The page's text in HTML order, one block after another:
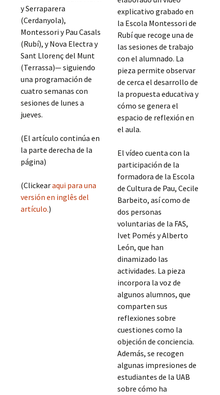
y Serraparera
(Cerdanyola),
Montessori y Pau Casals
(Rubí), y Nova Electra y
Sant Llorenç del Munt
(Terrassa)— siguiendo
una programación de
cuatro semanas con
sesiones de lunes a
jueves.
(El artículo continúa en
la parte derecha de la
página)
(Clickearaqui para una
versión en inglês del
artículo.)
explicativo grabado en
la Escola Montessori de
Rubí que recoge una de
las sesiones de trabajo
con el alumnado. La
pieza permite observar
de cerca el desarrollo de
la propuesta educativa y
cómo se genera el
espacio de reflexión en
el aula.
El vídeo cuenta con la
participación de la
formadora de la Escola
de Cultura de Pau, Cecile
Barbeito, así como de
dos personas
voluntarias de la FAS,
Ivet Pomés y Alberto
León, que han
dinamizado las
actividades. La pieza
incorpora la voz de
algunos alumnos, que
comparten sus
reflexiones sobre
cuestiones como la
objeción de conciencia.
Además, se recogen
algunas impresiones de
estudiantes de la UAB
sobre cómo ha